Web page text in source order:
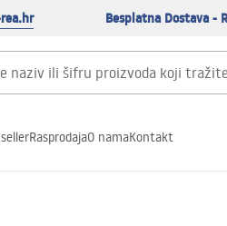
Besplatna Dostava -
RasprodajaO namaKontakt